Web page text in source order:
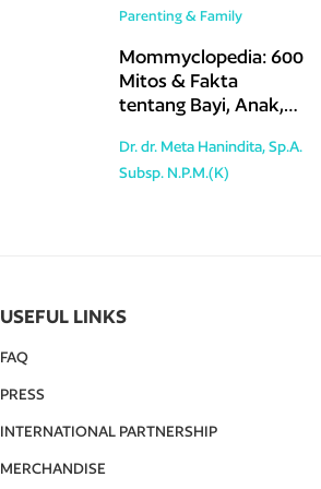
Parenting & Family
Mommyclopedia: 600
Mitos & Fakta
tentang Bayi, Anak,
Dr. dr. Meta Hanindita, Sp.A.
Subsp. N.P.M.(K)
USEFUL LINKS
FAQ
PRESS
INTERNATIONAL PARTNERSHIP
MERCHANDISE